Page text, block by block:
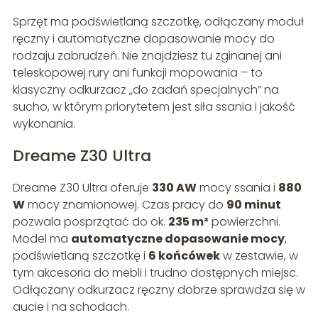
Sprzęt ma podświetlaną szczotkę, odłączany moduł
ręczny i automatyczne dopasowanie mocy do
rodzaju zabrudzeń. Nie znajdziesz tu zginanej ani
teleskopowej rury ani funkcji mopowania – to
klasyczny odkurzacz „do zadań specjalnych” na
sucho, w którym priorytetem jest siła ssania i jakość
wykonania.
Dreame Z30 Ultra
Dreame Z30 Ultra oferuje 330 AWmocy ssania i 880
Wmocy znamionowej. Czas pracy do 90 minut
pozwala posprzątać do ok. 235 m² powierzchni.
Model ma automatyczne dopasowanie mocy,
podświetlaną szczotkę i 6 końcówekw zestawie, w
tym akcesoria do mebli i trudno dostępnych miejsc.
Odłączany odkurzacz ręczny dobrze sprawdza się w
aucie i na schodach.